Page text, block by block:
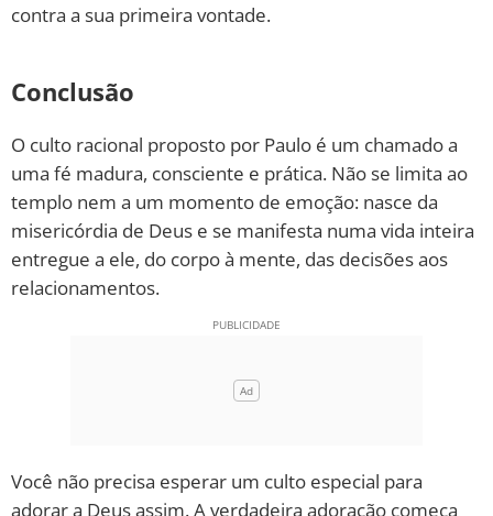
contra a sua primeira vontade.
Conclusão
O culto racional proposto por Paulo é um chamado a
uma fé madura, consciente e prática. Não se limita ao
templo nem a um momento de emoção: nasce da
misericórdia de Deus e se manifesta numa vida inteira
entregue a ele, do corpo à mente, das decisões aos
relacionamentos.
Você não precisa esperar um culto especial para
adorar a Deus assim. A verdadeira adoração começa